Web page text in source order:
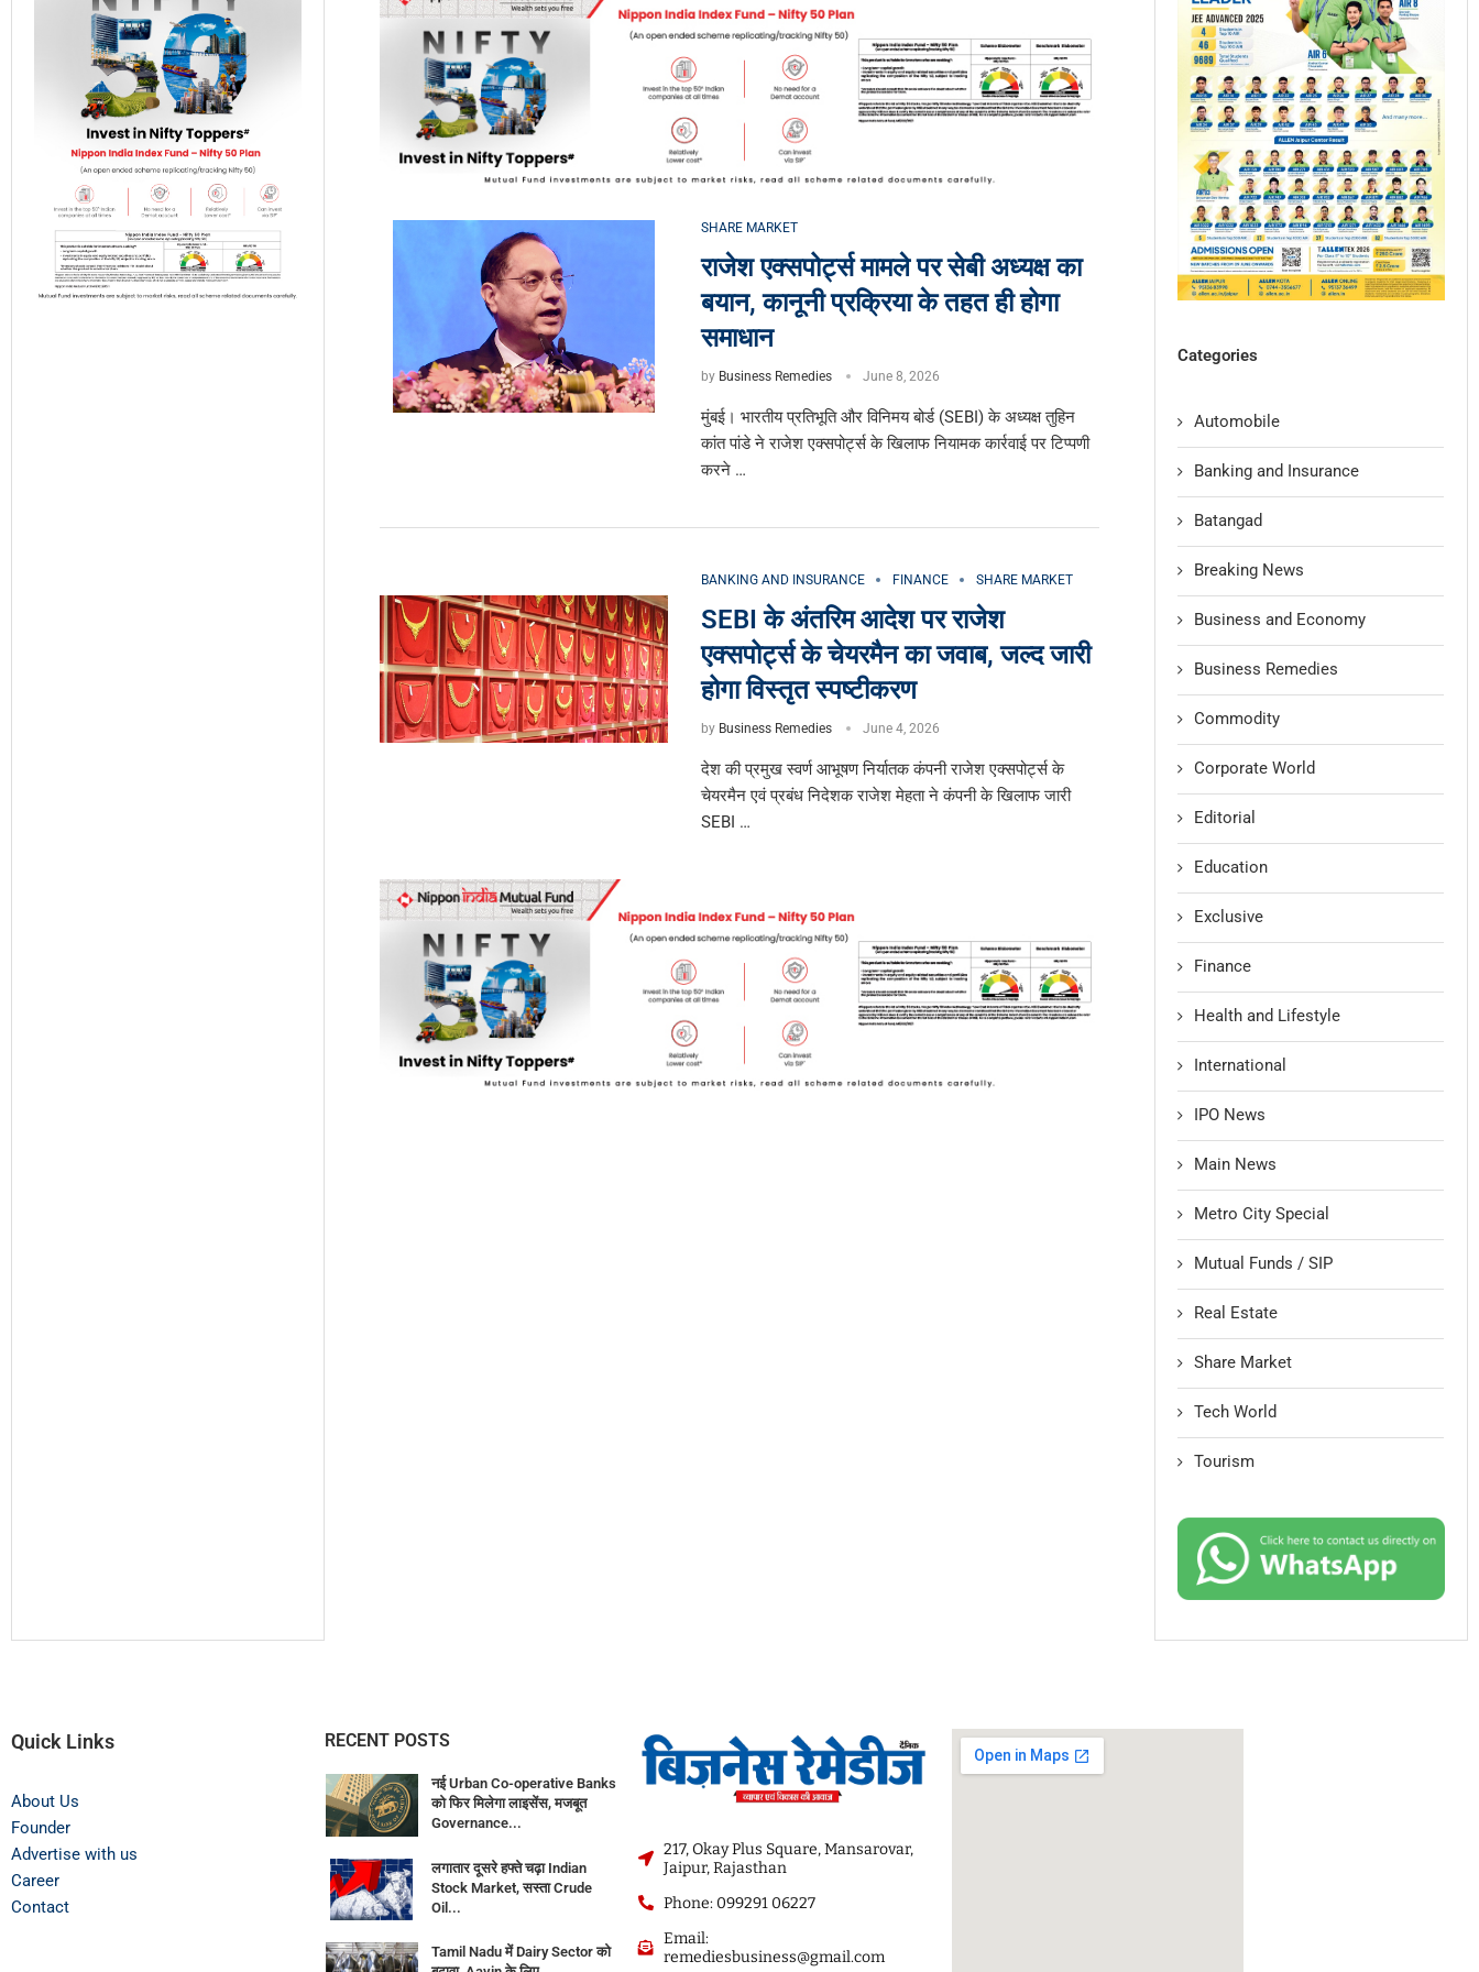
SHARE MARKET
राजेश एक्सपोर्ट्स मामले पर सेबी अध्यक्ष का
बयान, कानूनी प्रक्रिया के तहत ही होगा
समाधान
by Business Remedies June 8, 2026
मुंबई। भारतीय प्रतिभूति और विनिमय बोर्ड (SEBI) के अध्यक्ष तुहिन
कांत पांडे ने राजेश एक्सपोर्ट्स के खिलाफ नियामक कार्रवाई पर टिप्पणी
करने …
BANKING AND INSURANCE FINANCE SHARE MARKET
SEBI के अंतरिम आदेश पर राजेश
एक्सपोर्ट्स के चेयरमैन का जवाब, जल्द जारी
होगा विस्तृत स्पष्टीकरण
by Business Remedies June 4, 2026
देश की प्रमुख स्वर्ण आभूषण निर्यातक कंपनी राजेश एक्सपोर्ट्स के
चेयरमैन एवं प्रबंध निदेशक राजेश मेहता ने कंपनी के खिलाफ जारी
SEBI …
Categories
Automobile
Banking and Insurance
Batangad
Breaking News
Business and Economy
Business Remedies
Commodity
Corporate World
Editorial
Education
Exclusive
Finance
Health and Lifestyle
International
IPO News
Main News
Metro City Special
Mutual Funds / SIP
Real Estate
Share Market
Tech World
Tourism
Quick Links
About Us
Founder
Advertise with us
Career
Contact
RECENT POSTS
नई Urban Co-operative Banks
को फिर मिलेगा लाइसेंस, मजबूत
Governance...
लगातार दूसरे हफ्ते चढ़ा Indian
Stock Market, सस्ता Crude
Oil...
Tamil Nadu में Dairy Sector को
217, Okay Plus Square, Mansarovar,
Jaipur, Rajasthan
Phone: 099291 06227
Email:
remediesbusiness@gmail.com